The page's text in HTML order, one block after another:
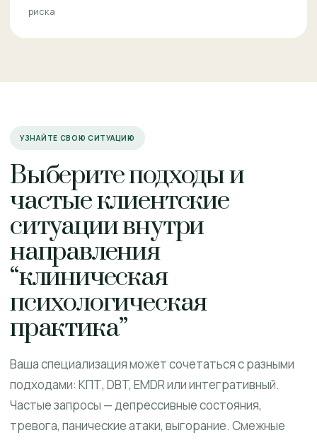
риска
УЗНАЙТЕ СВОЮ СИТУАЦИЮ
Выберите подходы и
частые клиентские
ситуации внутри
направления
“клиническая
психологическая
практика”
Ваша специализация может сочетаться с разными
подходами: КПТ, DBT, EMDR или интегративный.
Частые запросы — депрессивные состояния,
тревога, панические атаки, выгорание. Смежные